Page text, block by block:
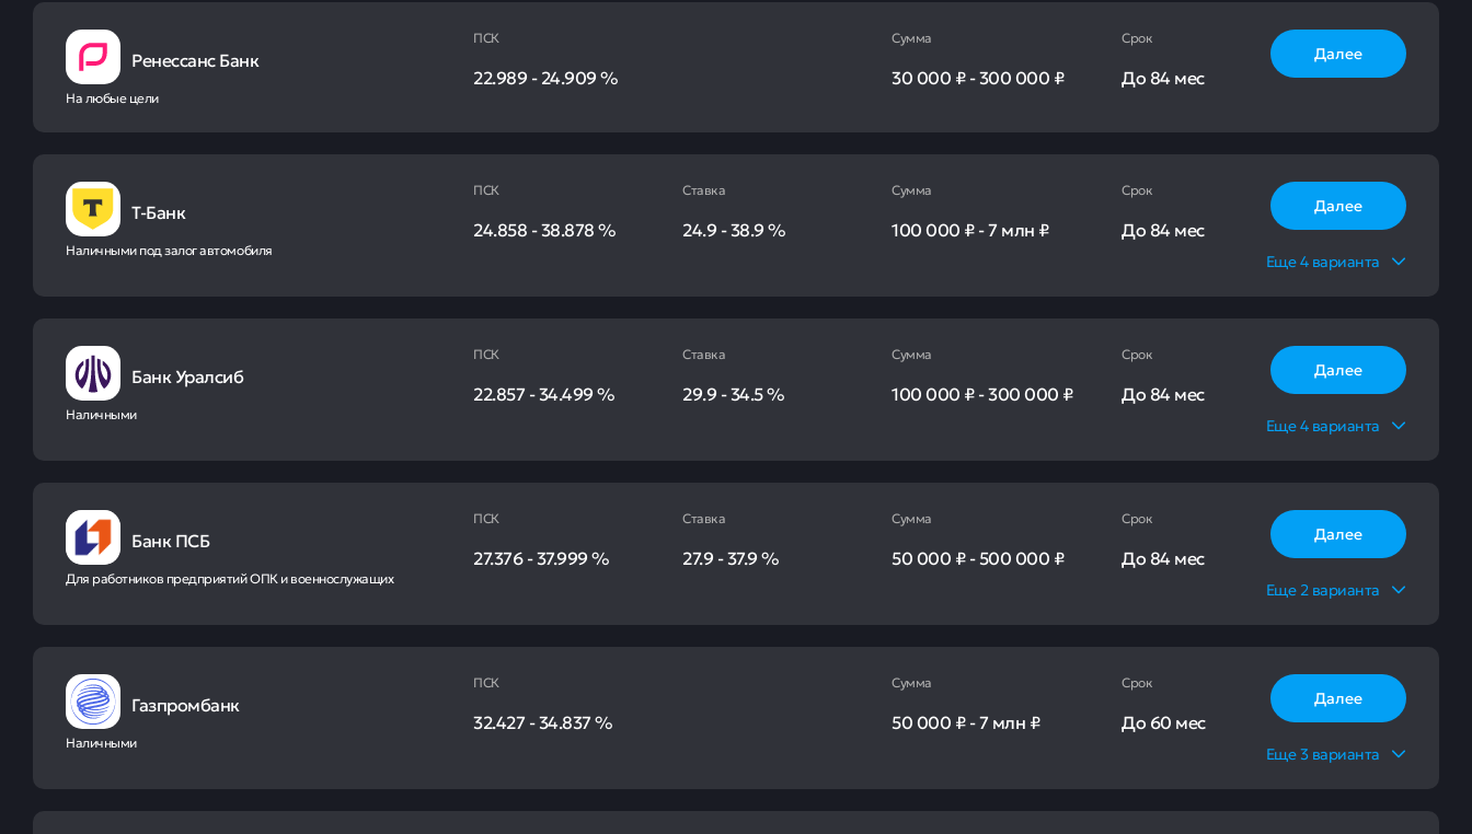
Ренессанс Банк
На любые цели
ПСК
22.989-24.909%
Сумма
30 000 ₽-300 000 ₽
Срок
До84 мес
Далее
Т-Банк
Наличными под залог автомобиля
ПСК
24.858-38.878%
Ставка
24.9-38.9%
Сумма
100 000 ₽-7 млн ₽
Срок
До84 мес
Далее
Еще4 варианта
Банк Уралсиб
Наличными
ПСК
22.857-34.499%
Ставка
29.9-34.5%
Сумма
100 000 ₽-300 000 ₽
Срок
До84 мес
Далее
Еще4 варианта
Банк ПСБ
Для работников предприятий ОПК и военнослужащих
ПСК
27.376-37.999%
Ставка
27.9-37.9%
Сумма
50 000 ₽-500 000 ₽
Срок
До84 мес
Далее
Еще2 варианта
Газпромбанк
Наличными
ПСК
32.427-34.837%
Сумма
50 000 ₽-7 млн ₽
Срок
До60 мес
Далее
Еще3 варианта